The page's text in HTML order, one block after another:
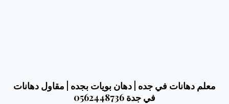
معلم دهانات في جده | دهان بويات بجده | مقاول دهانات
في جدة 0562448736